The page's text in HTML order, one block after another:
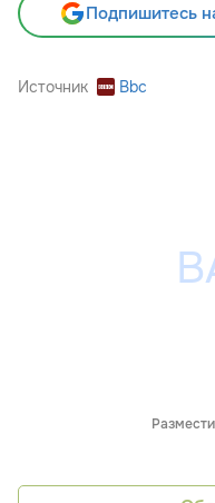
Подпишитесь
Источник Bbc